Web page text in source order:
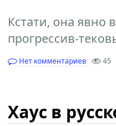
Кстати, она явно
прогрессив-
Нет комментариев 45
Хаус в